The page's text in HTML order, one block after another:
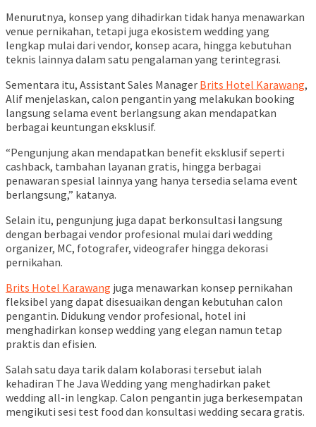
Menurutnya, konsep yang dihadirkan tidak hanya menawarkan
venue pernikahan, tetapi juga ekosistem wedding yang
lengkap mulai dari vendor, konsep acara, hingga kebutuhan
teknis lainnya dalam satu pengalaman yang terintegrasi.
Sementara itu, Assistant Sales Manager Brits Hotel Karawang,
Alif menjelaskan, calon pengantin yang melakukan booking
langsung selama event berlangsung akan mendapatkan
berbagai keuntungan eksklusif.
“Pengunjung akan mendapatkan benefit eksklusif seperti
cashback, tambahan layanan gratis, hingga berbagai
penawaran spesial lainnya yang hanya tersedia selama event
berlangsung,” katanya.
Selain itu, pengunjung juga dapat berkonsultasi langsung
dengan berbagai vendor profesional mulai dari wedding
organizer, MC, fotografer, videografer hingga dekorasi
pernikahan.
Brits Hotel Karawang juga menawarkan konsep pernikahan
fleksibel yang dapat disesuaikan dengan kebutuhan calon
pengantin. Didukung vendor profesional, hotel ini
menghadirkan konsep wedding yang elegan namun tetap
praktis dan efisien.
Salah satu daya tarik dalam kolaborasi tersebut ialah
kehadiran The Java Wedding yang menghadirkan paket
wedding all-in lengkap. Calon pengantin juga berkesempatan
mengikuti sesi test food dan konsultasi wedding secara gratis.